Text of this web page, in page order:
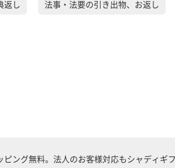
返し 法事・法要の引き出物、お返し
ング無料。法人のお客様対応もシャディギ